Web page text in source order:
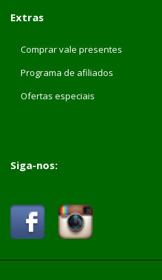
Extras
Comprar vale presentes
Programa de afiliados
Ofertas especiais
Siga-nos: